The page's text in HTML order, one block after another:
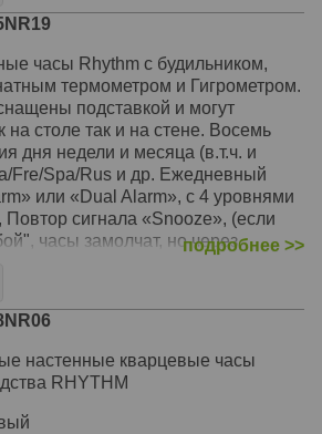
мелодия. Режим демонстрации.
мелодии в ночное время
Swarovski
оформление
дерево
каждый час: 12
6 рождественских
см
часы Rhythm с будильником,
термометром и Гигрометром.
подставкой и могут
на столе так и на стене. Восемь
дня недели и месяца (в.т.ч. и
Fre/Spa/Rus и др. Ежедневный
или «Dual Alarm», с 4 уровнями
Повтор сигнала «Snooze», (если
часы замолчат, но через
«Beep Alarm» или «Dual Alarm»
см
подробнее >>
настенные кварцевые часы
RHYTHM